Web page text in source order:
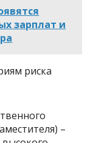
зарплат и
риска
–